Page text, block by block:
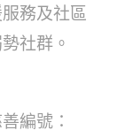
務及社區
社群。
編號：